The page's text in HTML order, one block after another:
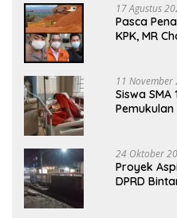
17 Agustus
Pasca
KPK, MR
11 November
Siswa
Pemukulan
24 Oktober
Proyek
DPRD